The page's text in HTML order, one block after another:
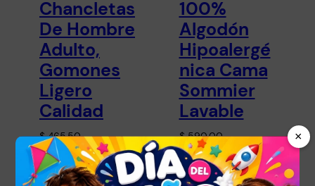
×
Chancletas
De Hombre
Adulto,
Gomones
Ligero
Calidad
$465,50
Seleccionar
opciones
100%
Algodón
Hipoalergé
nica Cama
Sommier
Lavable
$590,00
Leer más